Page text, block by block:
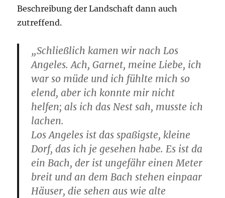
Beschreibung der Landschaft dann auch
zutreffend.
„Schließlich kamen wir nach Los
Angeles. Ach, Garnet, meine Liebe, ich
war so müde und ich fühlte mich so
elend, aber ich konnte mir nicht
helfen; als ich das Nest sah, musste ich
lachen.
Los Angeles ist das spaßigste, kleine
Dorf, das ich je gesehen habe. Es ist da
ein Bach, der ist ungefähr einen Meter
breit und an dem Bach stehen einpaar
Häuser, die sehen aus wie alte